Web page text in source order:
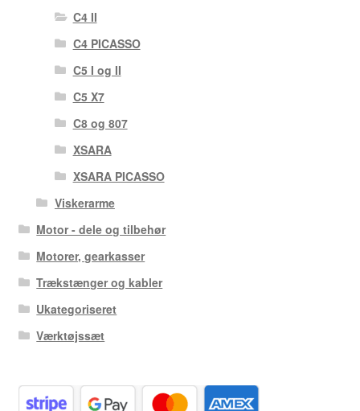
C4 II
C4 PICASSO
C5 I og II
C5 X7
C8 og 807
XSARA
XSARA PICASSO
Viskerarme
Motor - dele og tilbehør
Motorer, gearkasser
Trækstænger og kabler
Ukategoriseret
Værktøjssæt